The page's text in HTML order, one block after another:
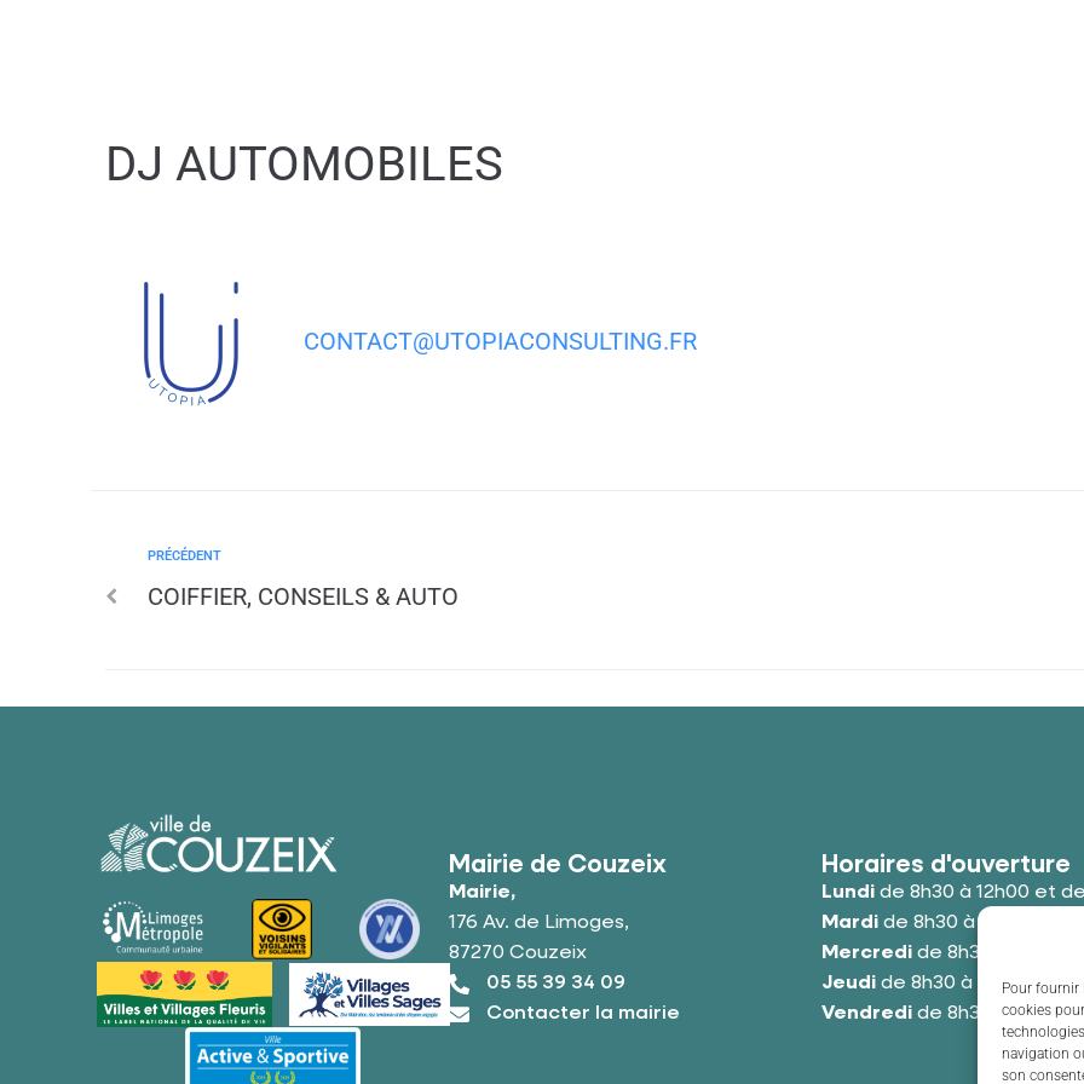
Pour fournir
cookies
navigation
son
DJ AUTOMOBILES
CONTACT@UTOPIACONSULTING.FR
PRÉCÉDENT
COIFFIER, CONSEILS & AUTO
Mairie de Couzeix
Mairie,
176 Av. de Limoges,
87270 Couzeix
05 55 39 34 09
Contacter la mairie
Horaires d'ouverture
Lundide 8h30 à 12h00 et de
Mardide 8h30 à 12h00 et de
Mercredide 8h30 à 12h00
Jeudide 8h30 à 12h00 et
Vendredide 8h30 à 12h00